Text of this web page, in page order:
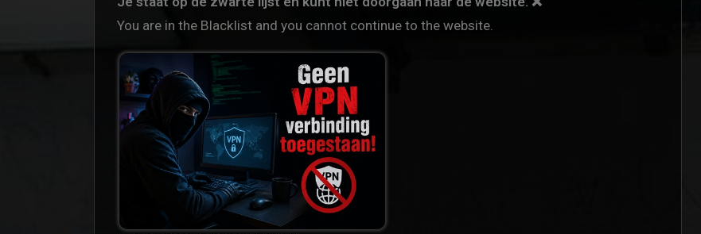
You are in the Blacklist and you cannot continue to the website.